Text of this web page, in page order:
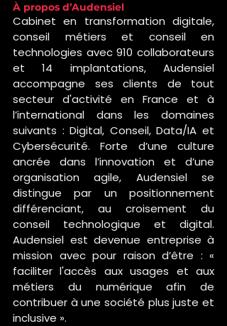
À propos d’Audensiel
Cabinet en transformation digitale,
conseil métiers et conseil en
technologies avec 910 collaborateurs
et 14 implantations, Audensiel
accompagne ses clients de tout
secteur d'activité en France et à
l’international dans les domaines
suivants : Digital, Conseil, Data/IA et
Cybersécurité. Forte d’une culture
ancrée dans l’innovation et d’une
organisation agile, Audensiel se
distingue par un positionnement
différenciant, au croisement du
conseil technologique et digital.
Audensiel est devenue entreprise à
mission avec pour raison d’être : «
faciliter l'accès aux usages et aux
métiers du numérique afin de
contribuer à une société plus juste et
inclusive ».